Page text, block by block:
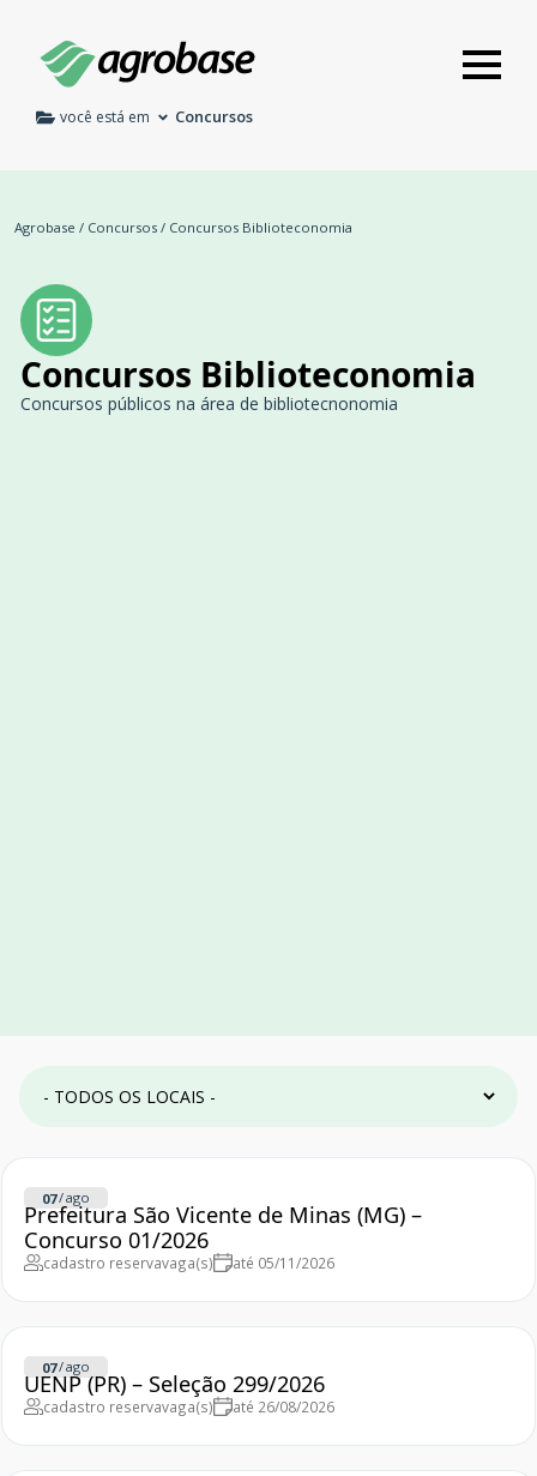
você está em Concursos
Agrobase / Concursos / Concursos Biblioteconomia
Concursos Biblioteconomia
Concursos públicos na área de bibliotecnonomia
07/ago
Prefeitura São Vicente de Minas (MG) –
Concurso 01/2026
cadastro reservavaga(s) até 05/11/2026
07/ago
UENP (PR) – Seleção 299/2026
cadastro reservavaga(s) até 26/08/2026